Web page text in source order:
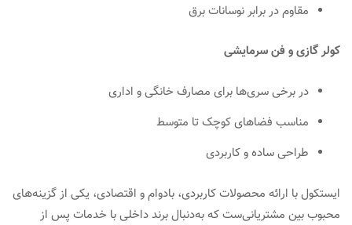
مقاوم در برابر نوسانات برق
کولر گازی و فن سرمایشی
در برخی سری‌ها برای مصارف خانگی و اداری
مناسب فضاهای کوچک تا متوسط
طراحی ساده و کاربردی
ایستکول با ارائه محصولات کاربردی، بادوام و اقتصادی، یکی از گزینه‌های
محبوب بین مشتریانی‌ست که به‌دنبال برند داخلی با خدمات پس از